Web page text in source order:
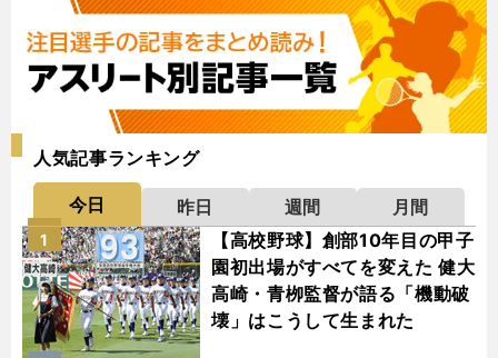
人気記事ランキング
今日 昨日 週間
月間
【高校野球】創部10年目の甲子
園初出場がすべてを変えた 健大
高崎・青栁監督が語る「機動破
壊」はこうして生まれた
1